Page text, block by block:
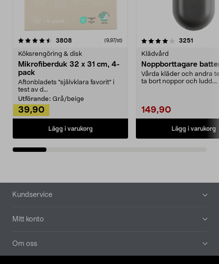
3808recensioner (9,97/st)
Köksrengöring & disk
Mikrofiberduk 32 x 31 cm, 4-
pack
Aftonbladets "självklara favorit” i
test av d...
Utförande: Grå/beige
39,90
Lägg i varukorg
4.0av 5 stjärnor 3251
Klädvård
Noppborttagare
Vårda kläder och andra
ta bort noppor och ludd.
149,90
Lägg i varukorg
4.5av 5 stjärnor
Sidfot
Kundservice
Mitt konto
Om oss